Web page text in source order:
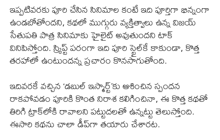
ఇప్పటివరకు పూరి చేసిన సినిమాల కంటే ఇది పూర్తిగా భిన్నంగా
ఉండబోతోందని, కథలో ముగ్గురు వ్యక్తిత్వాలు ఉన్న విజయ్
సేతుపతి పాత్ర సినిమాకు హైలైట్ అవుతుందని టాక్
వినిపిస్తోంది. స్క్రిప్ట్ పరంగా ఇది పూరి స్టైల్‌కే కాకుండా, కొత్త
తరహాలో ఉంటుందన్న ప్రచారం కొనసాగుతోంది.
ఇదివరకే వచ్చిన ‘డబుల్ ఇస్మార్ట్’కు ఆశించిన స్పందన
రాకపోవడం పూరికి కొంత నిరాశ కలిగించినా, ఈ కొత్త కథతో
తిరిగి ట్రాక్‌లోకి రావాలని పట్టుదలతో ఉన్నట్టు తెలుస్తోంది.
ఈసారి కథను చాలా డీప్‌గా తయారు చేశారట.